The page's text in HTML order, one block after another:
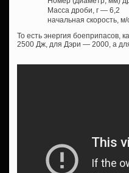
Масса дроби, г — 6,2
начальная скорость,
То есть энергия боеприпасов,
2500 Дж, для Дэри — 2000, а